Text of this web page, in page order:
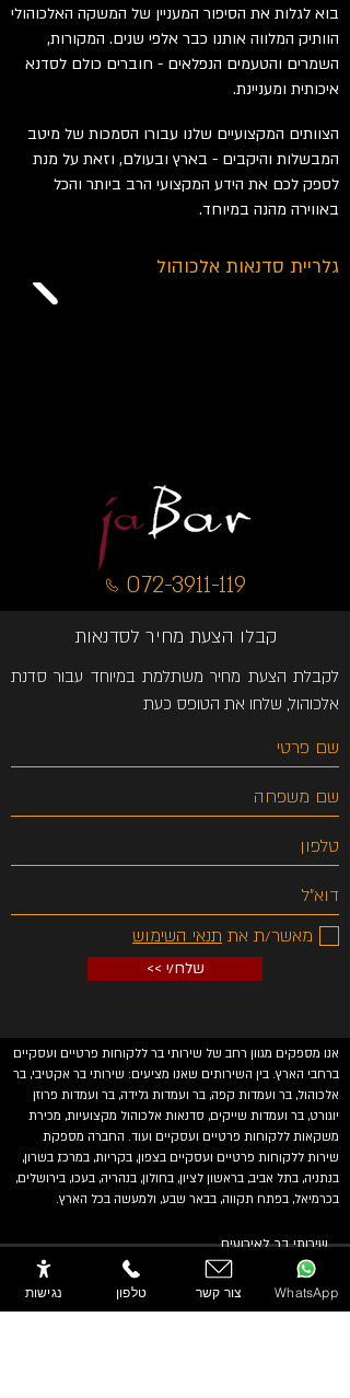
בוא לגלות את הסיפור המעניין של המשקה האלכוהולי
הוותיק המלווה אותנו כבר אלפי שנים. המקורות,
השמרים והטעמים הנפלאים - חוברים כולם לסדנא
איכותית ומעניינת.
הצוותים המקצועיים שלנו עבורו הסמכות של מיטב
המבשלות והיקבים - בארץ ובעולם, וזאת על מנת
לספק לכם את הידע המקצועי הרב ביותר והכל
באווירה מהנה במיוחד.
גלריית סדנאות אלכוהול
072-3911-119
קבלו הצעת מחיר לסדנאות
לקבלת הצעת מחיר משתלמת במיוחד עבור סדנת
אלכוהול, שלחו את הטופס כעת
מאשר/ת את תנאי השימוש
<< שלח/י
אנו מספקים מגוון רחב של שירותי בר ללקוחות פרטיים ועסקיים
ברחבי הארץ. בין השירותים שאנו מציעים: שירותי בר אקטיבי, בר
אלכוהול, בר ועמדות קפה, בר ועמדות גלידה, בר ועמדות פרוזן
יוגורט, בר ועמדות שייקים, סדנאות אלכוהול מקצועיות, מכירת
משקאות ללקוחות פרטיים ועסקיים ועוד. החברה מספקת
שירות ללקוחות פרטיים ועסקיים בצפון, בקריות, במרכז, בשרון,
בנתניה, בתל אביב, בראשון לציון, בחולון, בנהריה, בעכו, בירושלים,
בכרמיאל, בפתח תקווה, בבאר שבע, ולמעשה בכל הארץ.
שירותי בר לאירועים
החיים בJa בר
סדנאות אלכוהול
מבצעי אלכוהול
נגישות טלפון צור קשר WhatsApp